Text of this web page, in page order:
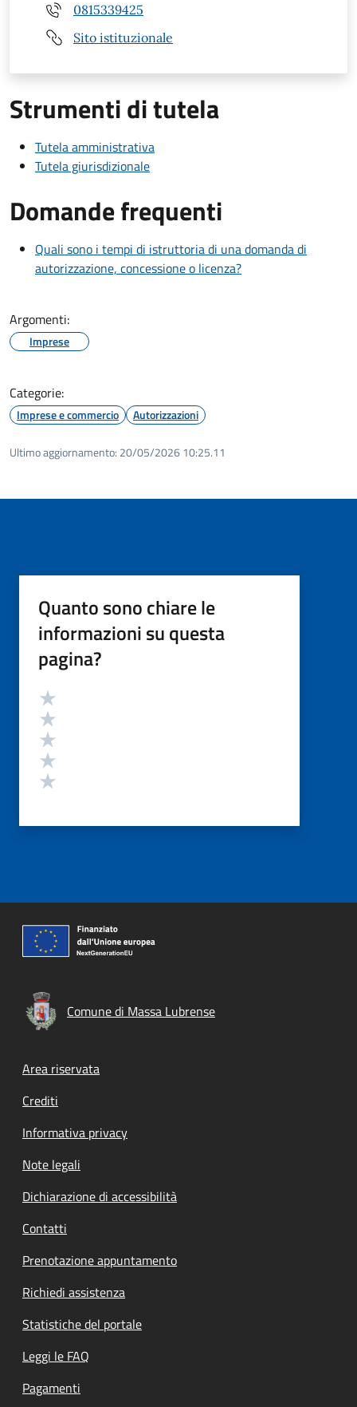
0815339425
Sito istituzionale
Strumenti di tutela
Tutela amministrativa
Tutela giurisdizionale
Domande frequenti
Quali sono i tempi di istruttoria di una domanda di
autorizzazione, concessione o licenza?
Argomenti:
Imprese
Categorie:
Imprese e commercio Autorizzazioni
Ultimo aggiornamento: 20/05/2026 10:25.11
Quanto sono chiare le
informazioni su questa
pagina?
Valutazione
Comune di Massa Lubrense
Footer menu
Area riservata
Crediti
Informativa privacy
Note legali
Dichiarazione di accessibilità
Contatti
Prenotazione appuntamento
Richiedi assistenza
Statistiche del portale
Leggi le FAQ
Pagamenti